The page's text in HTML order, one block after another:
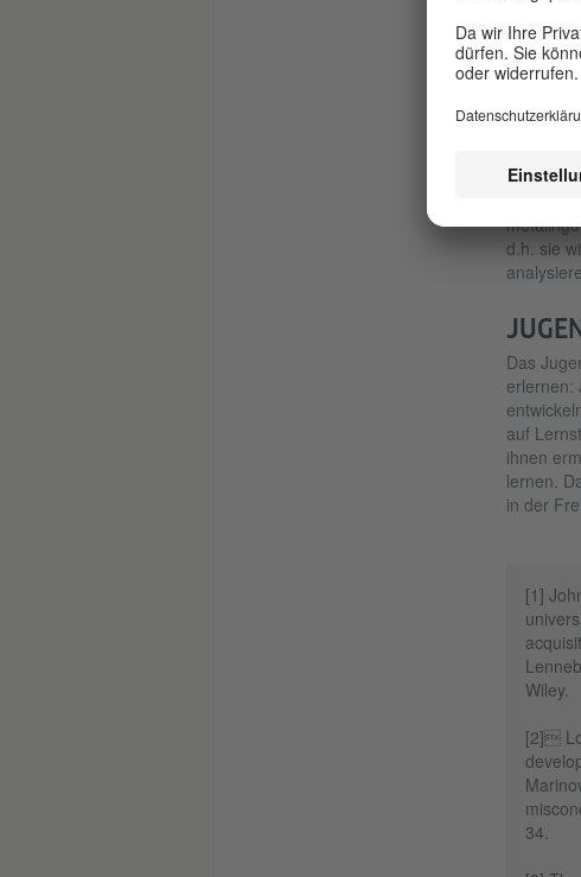
Schüler
auf den
Wörtern,
[5]
d.h. sie
Das
erlernen:
auf
ihnen
lernen.
in der
[1]
Wiley.
[2]
34.